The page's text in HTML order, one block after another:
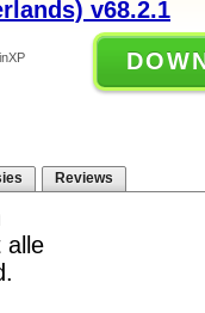
v68.2.1
Reviews
alle